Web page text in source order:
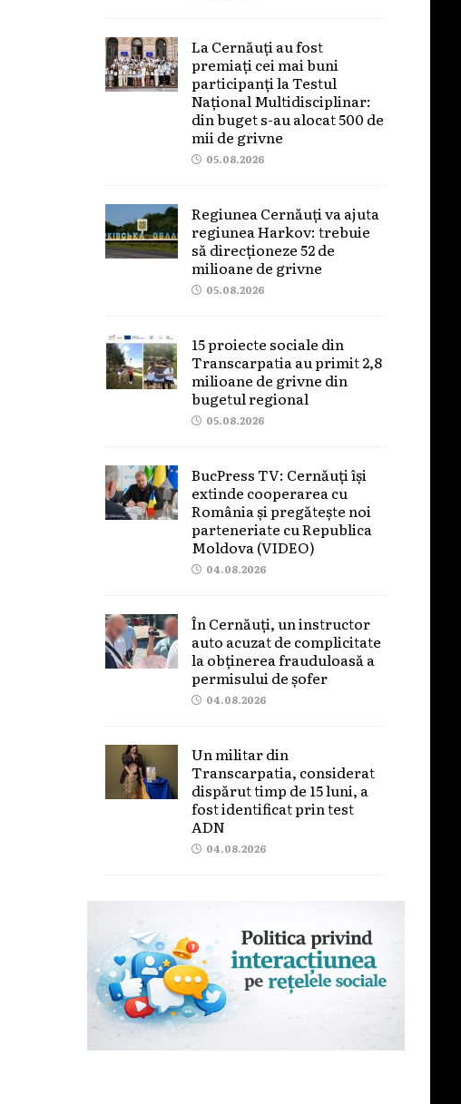
La Cernăuți au fost
premiați cei mai buni
participanți la Testul
Național Multidisciplinar:
din buget s-au alocat 500 de
mii de grivne
05.08.2026
Regiunea Cernăuți va ajuta
regiunea Harkov: trebuie
să direcționeze 52 de
milioane de grivne
05.08.2026
15 proiecte sociale din
Transcarpatia au primit 2,8
milioane de grivne din
bugetul regional
05.08.2026
BucPress TV: Cernăuți își
extinde cooperarea cu
România și pregătește noi
parteneriate cu Republica
Moldova (VIDEO)
04.08.2026
În Cernăuți, un instructor
auto acuzat de complicitate
la obținerea frauduloasă a
permisului de șofer
04.08.2026
Un militar din
Transcarpatia, considerat
dispărut timp de 15 luni, a
fost identificat prin test
ADN
04.08.2026